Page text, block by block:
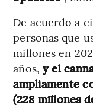
De acuerdo a
personas que
millones en
años, y el
ampliamente
(228 millones